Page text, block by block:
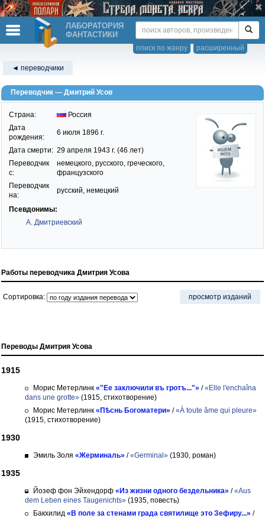
ЛАБОРАТОРИЯ
ФАНТАСТИКИ
расширенный
поиск по жанру
◄ переводчики
Переводчик — Дмитрий Усов
Страна:
Россия
Дата
рождения:
6 июля 1896 г.
Дата смерти: 29 апреля 1943 г. (46 лет)
Переводчик
c:
немецкого, русского, греческого,
французского
Переводчик
на:
русский, немецкий
Псевдонимы:
А. Дмитриевский
Работы переводчика Дмитрия Усова
Сортировка: просмотр изданий
Переводы Дмитрия Усова
1915
Морис Метерлинк «"Ее заключили въ гротъ..."» /«Elle l'enchaîna
dans une grotte» (1915, стихотворение)
Морис Метерлинк «Пѣснь Богоматери» /«À toute âme qui pleure»
(1915, стихотворение)
1930
Эмиль Золя «Жерминаль» /«Germinal» (1930, роман)
1935
Йозеф фон Эйхендорф «Из жизни одного бездельника» /«Aus
dem Leben eines Taugenichts» (1935, повесть)
Бакхилид «В поле за стенами града святилище это Зефиру...» /